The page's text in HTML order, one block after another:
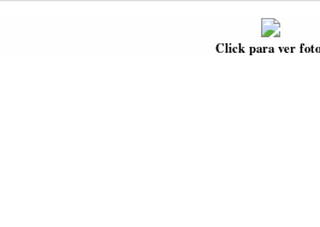
Click para ver